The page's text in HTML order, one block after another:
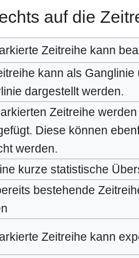
auf die
Zeitreihe kann
kann als
dargestellt werden.
Zeitreihe
Diese können
werden.
kurze statistische
bestehende
Zeitreihe kann